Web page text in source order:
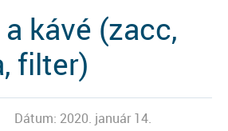
kávé (zacc,
filter)
Dátum: 2020. január 14.